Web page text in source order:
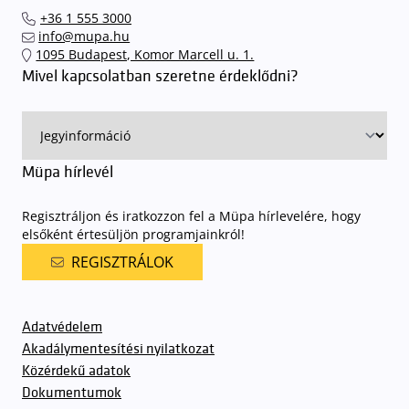
sorompókat rendszámfelismerő automatika nyitja.
ingyenes azon vendégeink számára, akik egy aznapi fizetős
előadásra belépőjeggyel rendelkeznek. A Müpa parkolási
rendjének részletes leírásaelérhető itt.
országos hálózatában vagy a jegypénztárainkban váltsa meg jegyét.
+36 1 555 3000
info@mupa.hu
1095 Budapest, Komor Marcell u. 1.
Mivel kapcsolatban szeretne érdeklődni?
Müpa hírlevél
Regisztráljon és iratkozzon fel a Müpa hírlevelére, hogy
elsőként értesüljön programjainkról!
REGISZTRÁLOK
Adatvédelem
Akadálymentesítési nyilatkozat
Közérdekű adatok
Dokumentumok